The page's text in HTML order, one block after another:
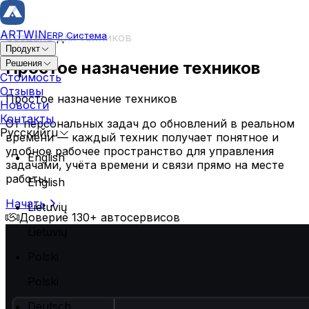
ARTWINERP Система
Продукт
Ремонт и ТС
Заказ наряд
История ремонта
Карточка ТС
Управление владельцем
Планирование сервиса
Мега-планировщик
Управление операциями
Резервация клиента
Решения
Кузовной автосервис
Профессиональный и надежный автосервис,
покраске
Стоимость
Отзывы
Новости
Контакты
Русскийru
English
English
Lietuvių
Deutsch
Создано для техников
Простое назначение техников
Простое назначение техников
От персональных задач до обновлений в реальном
времени — каждый техник получает понятное и
удобное рабочее пространство для управления
задачами, учёта времени и связи прямо на месте
работы.
Начать
Доверие 130+ автосервисов